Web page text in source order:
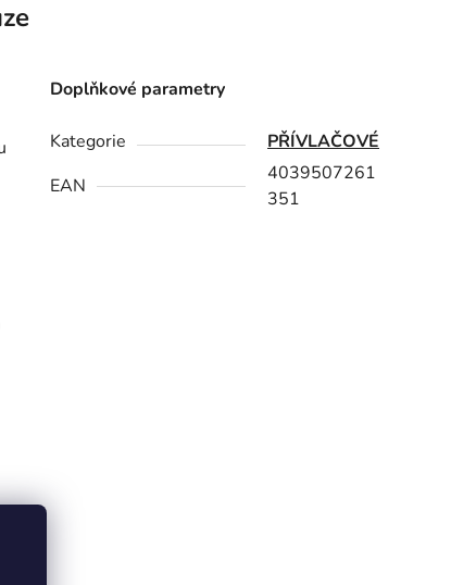
Doplňkové parametry
Kategorie
PŘÍVLAČOVÉ
EAN
4039507261
351